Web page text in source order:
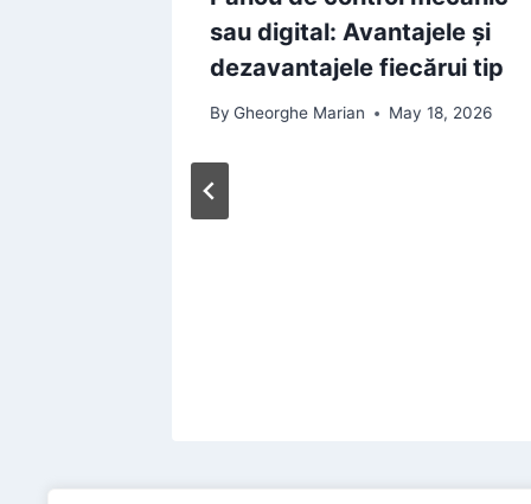
sau digital: Avantajele și
dezavantajele fiecărui tip
By Gheorghe Marian May 18, 2026